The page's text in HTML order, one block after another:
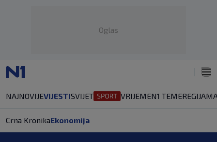
Oglas
NAJNOVIJEVIJESTISVIJET VRIJEMEN1 TEMEREGIJA
Crna KronikaEkonomija